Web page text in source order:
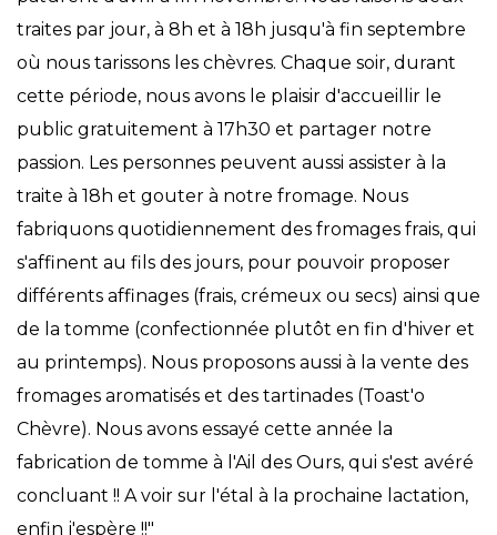
traites par jour, à 8h et à 18h jusqu'à fin septembre
où nous tarissons les chèvres. Chaque soir, durant
cette période, nous avons le plaisir d'accueillir le
public gratuitement à 17h30 et partager notre
passion. Les personnes peuvent aussi assister à la
traite à 18h et gouter à notre fromage. Nous
fabriquons quotidiennement des fromages frais, qui
s'affinent au fils des jours, pour pouvoir proposer
différents affinages (frais, crémeux ou secs) ainsi que
de la tomme (confectionnée plutôt en fin d'hiver et
au printemps). Nous proposons aussi à la vente des
fromages aromatisés et des tartinades (Toast'o
Chèvre). Nous avons essayé cette année la
fabrication de tomme à l'Ail des Ours, qui s'est avéré
concluant !! A voir sur l'étal à la prochaine lactation,
enfin j'espère !!"